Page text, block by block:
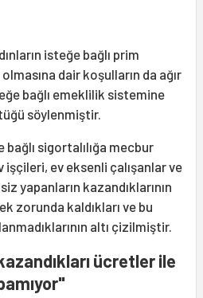
isteğe bağlı prim
dair koşulların da ağır
bağlı emeklilik sistemine
söylenmiştir.
sigortalılığa mecbur
işçileri, ev eksenli çalışanlar ve
yapanların kazandıklarının
zorunda kaldıkları ve bu
altı çizilmiştir.
ücretler ile